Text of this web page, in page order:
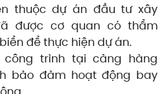
thuộc dự án đầu tư xây
được cơ quan có thẩm
để thực hiện dự án.
công trình tại cảng hàng
bảo đảm hoạt động bay